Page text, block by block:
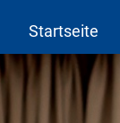
Startseite